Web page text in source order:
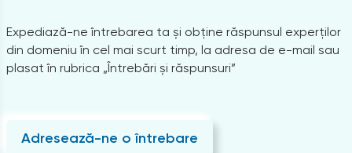
Expediază-ne întrebarea ta și obține răspunsul experților
din domeniu în cel mai scurt timp, la adresa de e-mail sau
plasat în rubrica „Întrebări și răspunsuri”
Adresează-ne o întrebare